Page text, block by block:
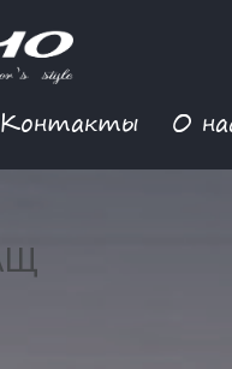
Контакты О